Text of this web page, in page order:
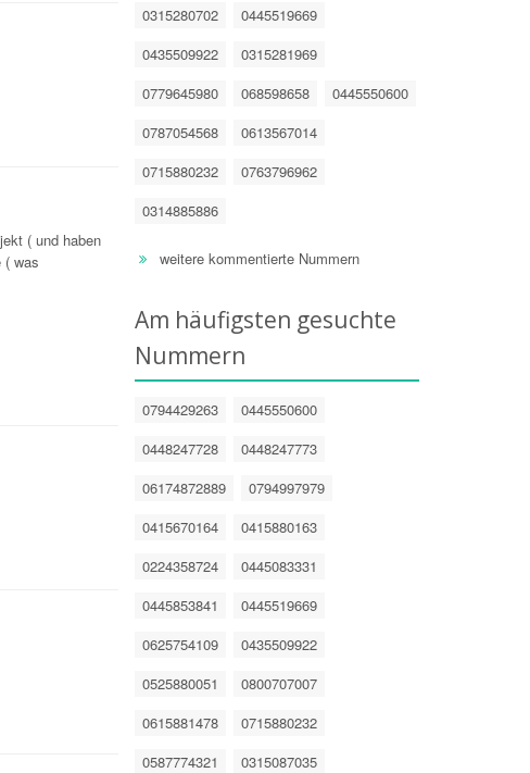
( und haben
( was
0315280702
0445519669
0435509922
0315281969
0779645980
068598658
0445550600
0787054568
0613567014
0715880232
0763796962
0314885886
weitere kommentierte Nummern
Am häufigsten gesuchte
Nummern
0794429263
0445550600
0448247728
0448247773
06174872889
0794997979
0415670164
0415880163
0224358724
0445083331
0445853841
0445519669
0625754109
0435509922
0525880051
0800707007
0615881478
0715880232
0587774321
0315087035